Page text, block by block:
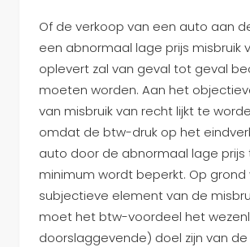
Of de verkoop van een auto aan
een abnormaal lage prijs misbruik
oplevert zal van geval tot geval
moeten worden. Aan het
van misbruik van recht lijkt te
omdat de btw-druk op het
auto door de abnormaal lage prijs
minimum wordt beperkt. Op grond
subjectieve element van de
moet het btw-voordeel het
doorslaggevende) doel zijn van